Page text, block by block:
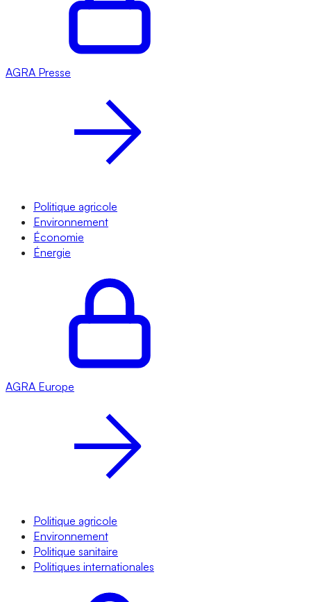
AGRA Presse
Politique agricole
Environnement
Économie
Énergie
AGRA Europe
Politique agricole
Environnement
Politique sanitaire
Politiques internationales